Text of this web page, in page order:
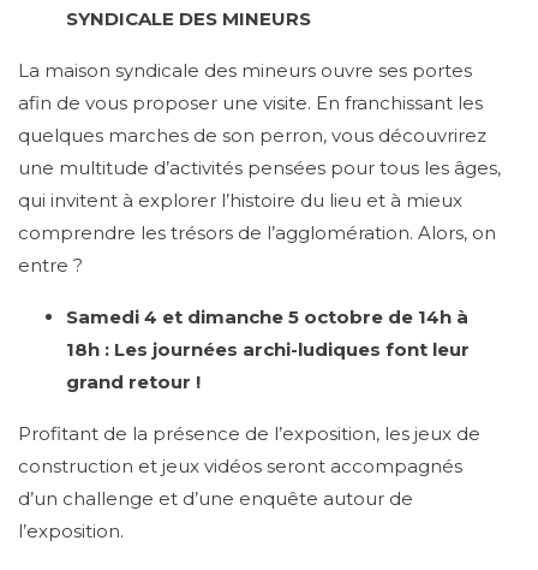
SYNDICALE DES MINEURS
La maison syndicale des mineurs ouvre ses portes
afin de vous proposer une visite. En franchissant les
quelques marches de son perron, vous découvrirez
une multitude d’activités pensées pour tous les âges,
qui invitent à explorer l’histoire du lieu et à mieux
comprendre les trésors de l’agglomération. Alors, on
entre ?
Samedi 4 et dimanche 5 octobre de 14h à
18h : Les journées archi-ludiques font leur
grand retour !
Profitant de la présence de l’exposition, les jeux de
construction et jeux vidéos seront accompagnés
d’un challenge et d’une enquête autour de
l’exposition.